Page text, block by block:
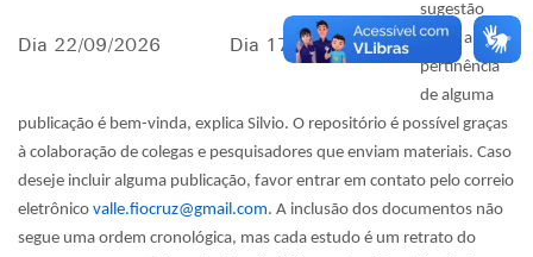
Dia 22/09/2026 Dia 17/11/2026
sugestão
sobre a
pertinência
de alguma
publicação é bem-vinda, explica Silvio. O repositório é possível graças
à colaboração de colegas e pesquisadores que enviam materiais. Caso
deseje incluir alguma publicação, favor entrar em contato pelo correio
eletrônico valle.fiocruz@gmail.com. A inclusão dos documentos não
segue uma ordem cronológica, mas cada estudo é um retrato do